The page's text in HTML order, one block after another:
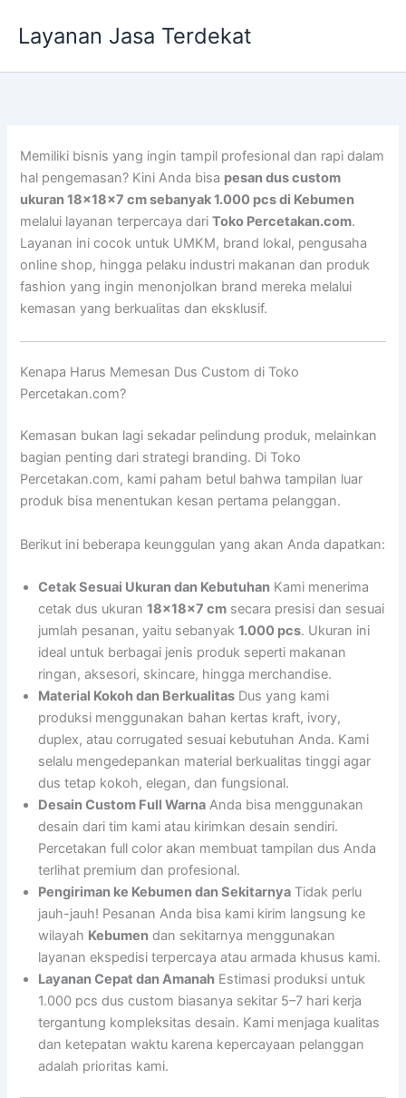
Layanan Jasa Terdekat
Memiliki bisnis yang ingin tampil profesional dan rapi dalam
hal pengemasan? Kini Anda bisa pesan dus custom
ukuran 18x18x7 cm sebanyak 1.000 pcs di Kebumen
melalui layanan terpercaya dariToko Percetakan.com.
Layanan ini cocok untuk UMKM, brand lokal, pengusaha
online shop, hingga pelaku industri makanan dan produk
fashion yang ingin menonjolkan brand mereka melalui
kemasan yang berkualitas dan eksklusif.
Kenapa Harus Memesan Dus Custom di Toko
Percetakan.com?
Kemasan bukan lagi sekadar pelindung produk, melainkan
bagian penting dari strategi branding. Di Toko
Percetakan.com, kami paham betul bahwa tampilan luar
produk bisa menentukan kesan pertama pelanggan.
Berikut ini beberapa keunggulan yang akan Anda dapatkan:
Cetak Sesuai Ukuran dan Kebutuhan Kami menerima
cetak dus ukuran18x18x7 cm secara presisi dan sesuai
jumlah pesanan, yaitu sebanyak1.000 pcs. Ukuran ini
ideal untuk berbagai jenis produk seperti makanan
ringan, aksesori, skincare, hingga merchandise.
Material Kokoh dan Berkualitas Dus yang kami
produksi menggunakan bahan kertas kraft, ivory,
duplex, atau corrugated sesuai kebutuhan Anda. Kami
selalu mengedepankan material berkualitas tinggi agar
dus tetap kokoh, elegan, dan fungsional.
Desain Custom Full Warna Anda bisa menggunakan
desain dari tim kami atau kirimkan desain sendiri.
Percetakan full color akan membuat tampilan dus Anda
terlihat premium dan profesional.
Pengiriman ke Kebumen dan Sekitarnya Tidak perlu
jauh-jauh! Pesanan Anda bisa kami kirim langsung ke
wilayah Kebumen dan sekitarnya menggunakan
layanan ekspedisi terpercaya atau armada khusus kami.
Layanan Cepat dan Amanah Estimasi produksi untuk
1.000 pcs dus custom biasanya sekitar 5–7 hari kerja
tergantung kompleksitas desain. Kami menjaga kualitas
dan ketepatan waktu karena kepercayaan pelanggan
adalah prioritas kami.